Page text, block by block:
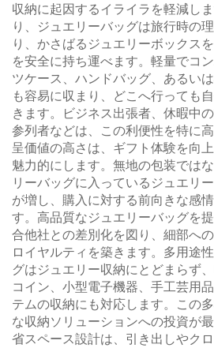
収納に起因するイライラを軽減し
り、ジュエリーバッグは旅行時の
り、かさばるジュエリーボックス
を安全に持ち運べます。軽量でコ
ツケース、ハンドバッグ、あるい
も容易に収まり、どこへ行っても
きます。ビジネス出張者、休暇中
参列者などは、この利便性を特に
呈価値の高さは、ギフト体験を向
魅力的にします。無地の包装では
リーバッグに入っているジュエリ
が増し、購入に対する前向きな感
す。高品質なジュエリーバッグを
合他社との差別化を図り、細部へ
ロイヤルティを築きます。多用途
グはジュエリー収納にとどまらず
コイン、小型電子機器、手工芸用
テムの収納にも対応します。この
な収納ソリューションへの投資が
省スペース設計は、引き出しやク